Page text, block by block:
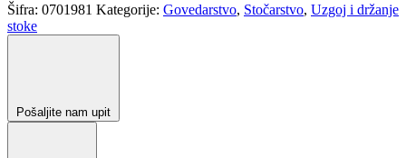
Šifra: 0701981 Kategorije: Govedarstvo, Stočarstvo, Uzgoj i držanje
stoke
Pošaljite nam upit